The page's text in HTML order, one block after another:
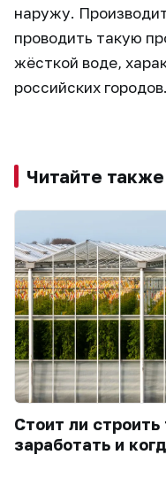
наружу.
проводить такую
жёсткой воде,
российских городов.
Читайте также
Стоит ли
заработать и